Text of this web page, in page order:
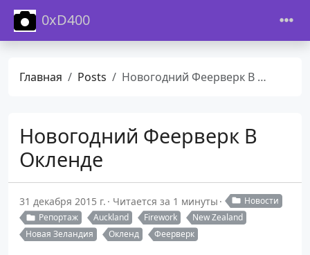
0xD400
Главная Posts Новогодний Феерверк В Окленде
Новогодний Феерверк В
Окленде
31 декабря 2015 г. Читается за 1 минуты
Новости
Репортаж
Auckland Firework
New Zealand
Новая Зеландия
Окленд Феерверк